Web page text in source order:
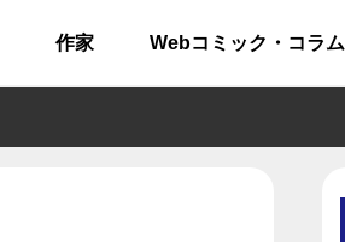
作家 Webコミック・コラム